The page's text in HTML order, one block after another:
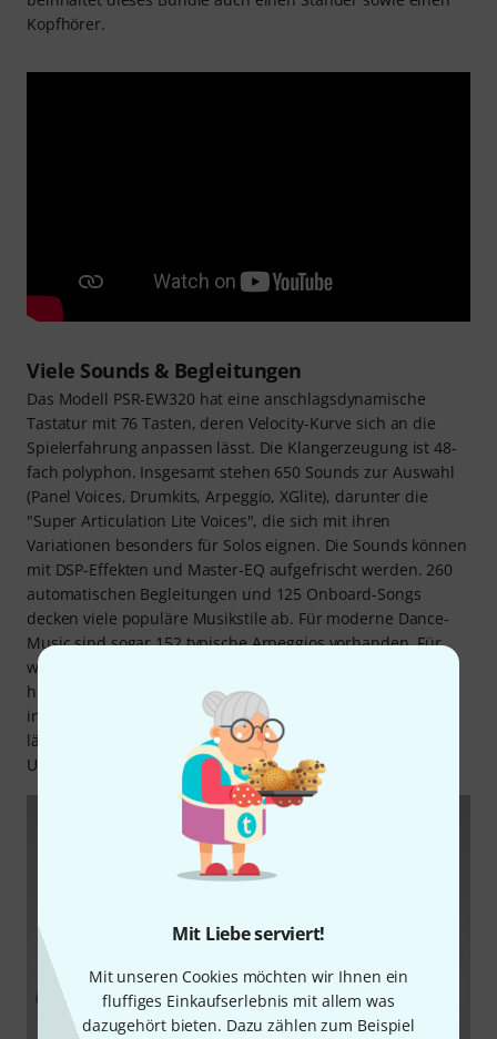
Mit Liebe serviert!
Mit unseren Cookies möchten wir Ihnen ein
fluffiges Einkaufserlebnis mit allem was
dazugehört bieten. Dazu zählen zum Beispiel
Kopfhörer.
Viele Sounds & Begleitungen
Das Modell PSR-EW320 hat eine anschlagsdynamische
Tastatur mit 76 Tasten, deren Velocity-Kurve sich an die
Spielerfahrung anpassen lässt. Die Klangerzeugung ist 48-
fach polyphon. Insgesamt stehen 650 Sounds zur Auswahl
(Panel Voices, Drumkits, Arpeggio, XGlite), darunter die
"Super Articulation Lite Voices", die sich mit ihren
Variationen besonders für Solos eignen. Die Sounds können
mit DSP-Effekten und Master-EQ aufgefrischt werden. 260
automatischen Begleitungen und 125 Onboard-Songs
decken viele populäre Musikstile ab. Für moderne Dance-
Music sind sogar 152 typische Arpeggios vorhanden. Für
weitere Übungen kann das Easy Song Book bei Yamaha
heruntergeladen werden. Das Keyboard verfügt über zwei
integrierte Lautsprecher sowie eine Kopfhörerbuchse und
lässt sich lässt für eine MIDI-/Audioverbindung über den
USB-Port an einen Computer anschließen.